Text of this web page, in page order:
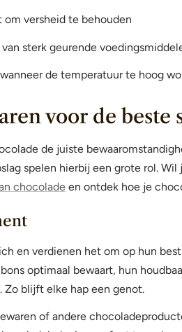
versheid te behouden
sterk geurende
de temperatuur te hoog
voor de beste
de juiste
spelen hierbij een grote rol.
chocolade en ontdek hoe je
en verdienen het om op hun
optimaal bewaart, hun
Zo blijft elke hap een genot.
of andere